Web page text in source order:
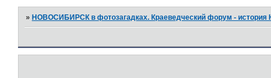
» НОВОСИБИРСК в фотозагадках. Краеведческий форум - история